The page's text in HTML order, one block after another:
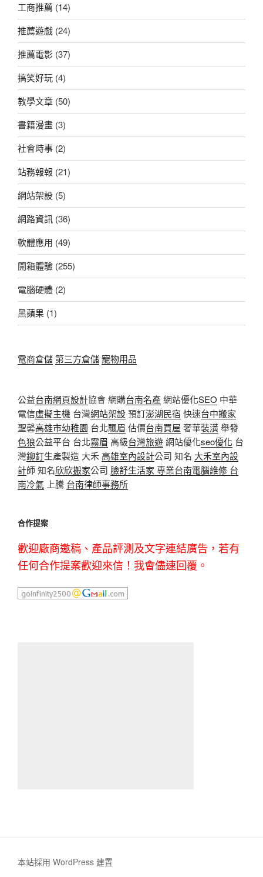
工商推薦 (14)
推薦遊戲 (24)
推薦電影 (37)
搞笑好玩 (4)
教學文章 (50)
書籍漫畫 (3)
社會時事 (2)
站務報報 (21)
網站架設 (5)
網路資訊 (36)
軟體應用 (49)
開箱體驗 (255)
電腦硬體 (2)
黑蘋果 (1)
電商倉儲第三方倉儲寵物用品
公益台南網頁設計協會 網購台南名產網站優化SEO 中華
電信虛擬主機 台灣網站架設預訂澎湖民宿 快速台中搬家
聖馨高雄市幼稚園 台北飄眉 估價台南買屋 奢華裝潢舉發
色狼公益平台 台北霧眉 高級台灣旅遊網站優化seo優化 台
灣鉚釘生產製造 大禾高雄室內設計公司 知名 大禾室內設
計師 知名欣欣搬家公司 臉舒生活家 專業台南電腦維修 台
南冷氣 上騰 台南律師事務所
合作提案
歡迎廠商邀稿、產品評測及文字連結廣告，若有
任何合作提案歡迎來信！我會儘速回覆。
本站採用 WordPress 建置